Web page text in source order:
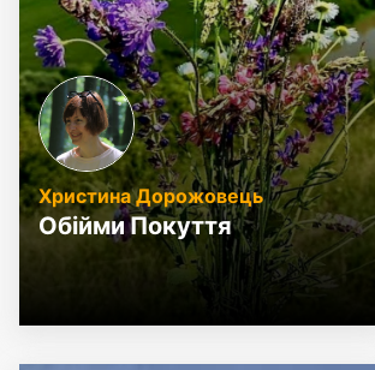
Христина Дорожовець
Обійми Покуття